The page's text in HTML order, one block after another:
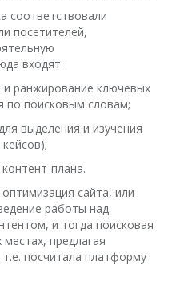
соответствовали
посетителей,
входят:
и ранжирование ключевых
по поисковым словам;
выделения и изучения
плана.
сайта, или
работы над
и тогда поисковая
предлагая
посчитала платформу